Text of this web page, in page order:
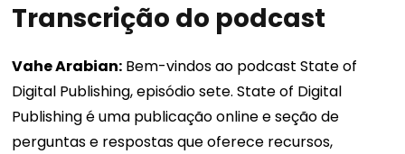
Transcrição do podcast
Vahe Arabian: Bem-vindos ao podcast State of
Digital Publishing, episódio sete. State of Digital
Publishing é uma publicação online e seção de
perguntas e respostas que oferece recursos,